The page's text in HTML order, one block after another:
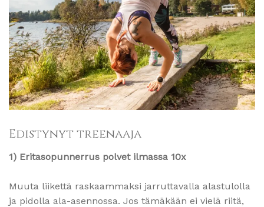
Edistynyt treenaaja
1) Eritasopunnerrus polvet ilmassa 10x
Muuta liikettä raskaammaksi jarruttavalla alastulolla
ja pidolla ala-asennossa. Jos tämäkään ei vielä riitä,